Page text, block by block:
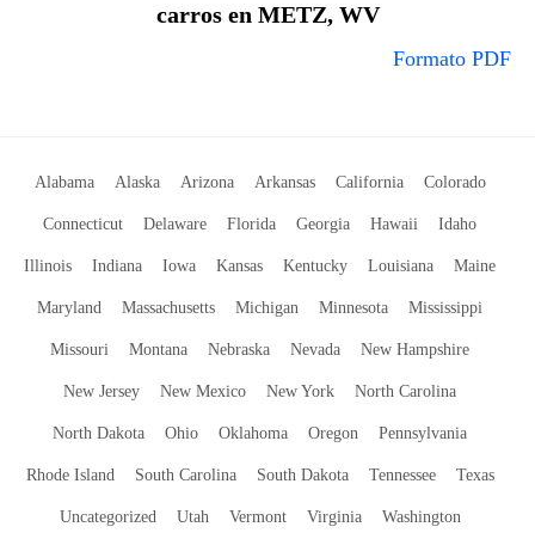
carros en METZ, WV
Formato PDF
Alabama Alaska Arizona Arkansas California Colorado
Connecticut Delaware Florida Georgia Hawaii Idaho
Illinois Indiana Iowa Kansas Kentucky Louisiana Maine
Maryland Massachusetts Michigan Minnesota Mississippi
Missouri Montana Nebraska Nevada New Hampshire
New Jersey New Mexico New York North Carolina
North Dakota Ohio Oklahoma Oregon Pennsylvania
Rhode Island South Carolina South Dakota Tennessee Texas
Uncategorized Utah Vermont Virginia Washington